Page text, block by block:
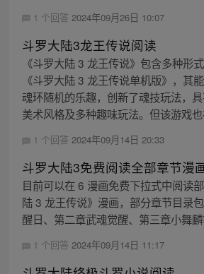
1 个回答 2024年09月26日 10:07
斗罗大陆3龙王传说阅读
《斗罗大陆 3 龙王传说》包含多种形
《斗罗大陆 3 龙王传说单机版》，其
魂环随机的乐趣，创新了魂技玩法，
美术风格及多种趣味玩法。但该游戏
1 个回答 2024年09月14日 20:33
斗罗大陆3免费阅读全部章节漫
目前可以在 6 漫画免费下拉式中阅读
陆 3 龙王传说》漫画，部分章节目录
醒日、第二章武魂觉醒、第三章小舞麟
1 个回答 2024年09月14日 11:17